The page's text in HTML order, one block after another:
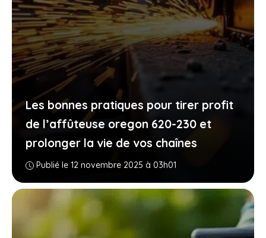
Les bonnes pratiques pour tirer profit
de l’affûteuse oregon 620-230 et
prolonger la vie de vos chaînes
Publié le 12 novembre 2025 à 03h01